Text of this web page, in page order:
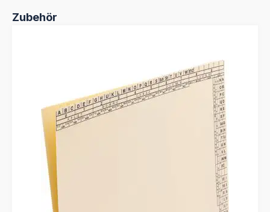
Produktgalerie überspringen
Zubehör